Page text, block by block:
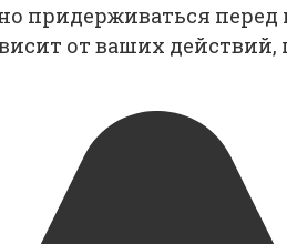
придерживаться
от ваших